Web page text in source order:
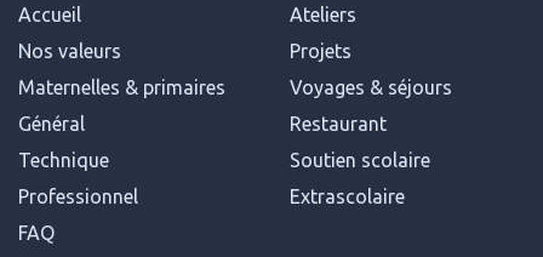
Accueil
Nos valeurs
Maternelles & primaires
Général
Technique
Professionnel
FAQ
Ateliers
Projets
Voyages & séjours
Restaurant
Soutien scolaire
Extrascolaire